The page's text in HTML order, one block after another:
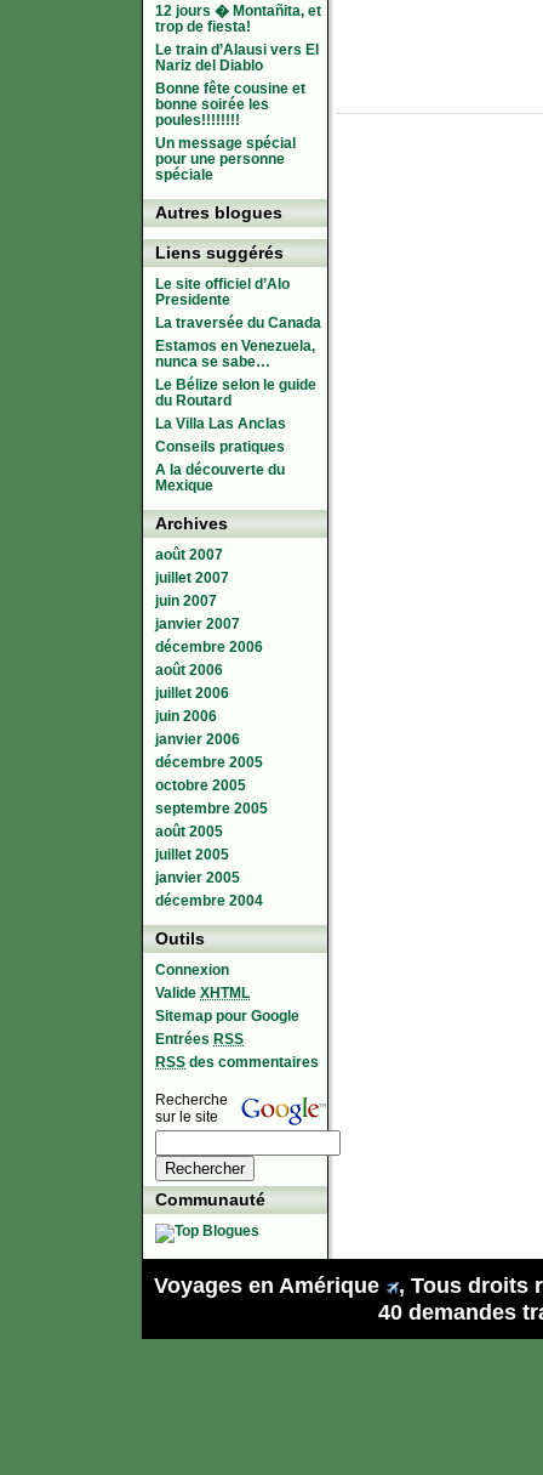
12 jours � Montañita, et
trop de fiesta!
Le train d’Alausi vers El
Nariz del Diablo
Bonne fête cousine et
bonne soirée les
poules!!!!!!!!
Un message spécial
pour une personne
spéciale
Autres blogues
Liens suggérés
Le site officiel d’Alo
Presidente
La traversée du Canada
Estamos en Venezuela,
nunca se sabe…
Le Bélize selon le guide
du Routard
La Villa Las Anclas
Conseils pratiques
A la découverte du
Mexique
Archives
août 2007
juillet 2007
juin 2007
janvier 2007
décembre 2006
août 2006
juillet 2006
juin 2006
janvier 2006
décembre 2005
octobre 2005
septembre 2005
août 2005
juillet 2005
janvier 2005
décembre 2004
Outils
Connexion
Valide XHTML
Sitemap pour Google
Entrées RSS
RSS des commentaires
Recherche
sur le site
Communauté
Voyages en Amérique
, Tous droits
40 demandes